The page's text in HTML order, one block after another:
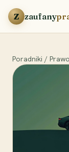
Przejdź do treści
Z zaufany
Poradniki /